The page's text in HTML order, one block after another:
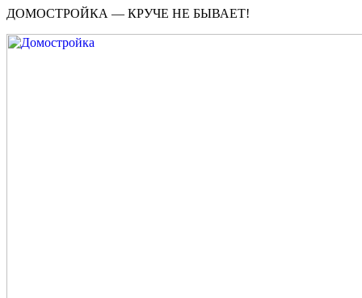
ДОМОСТРОЙКА — КРУЧЕ НЕ БЫВАЕТ!